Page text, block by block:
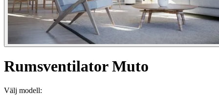
Rumsventilator Muto
Välj modell: